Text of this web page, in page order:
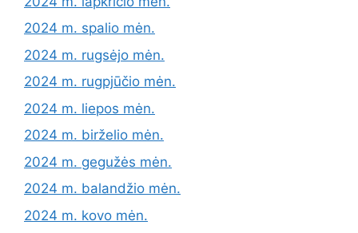
2024 m. spalio mėn.
2024 m. rugsėjo mėn.
2024 m. rugpjūčio mėn.
2024 m. liepos mėn.
2024 m. birželio mėn.
2024 m. gegužės mėn.
2024 m. balandžio mėn.
2024 m. kovo mėn.